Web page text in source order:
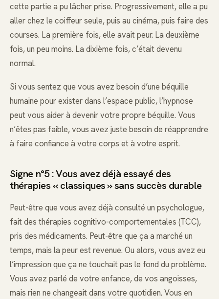
cette partie a pu lâcher prise. Progressivement, elle a pu
aller chez le coiffeur seule, puis au cinéma, puis faire des
courses. La première fois, elle avait peur. La deuxième
fois, un peu moins. La dixième fois, c’était devenu
normal.
Si vous sentez que vous avez besoin d’une béquille
humaine pour exister dans l’espace public, l’hypnose
peut vous aider à devenir votre propre béquille. Vous
n’êtes pas faible, vous avez juste besoin de réapprendre
à faire confiance à votre corps et à votre esprit.
Signe n°5 : Vous avez déjà essayé des
thérapies « classiques » sans succès durable
Peut-être que vous avez déjà consulté un psychologue,
fait des thérapies cognitivo-comportementales (TCC),
pris des médicaments. Peut-être que ça a marché un
temps, mais la peur est revenue. Ou alors, vous avez eu
l’impression que ça ne touchait pas le fond du problème.
Vous avez parlé de votre enfance, de vos angoisses,
mais rien ne changeait dans votre quotidien. Vous en